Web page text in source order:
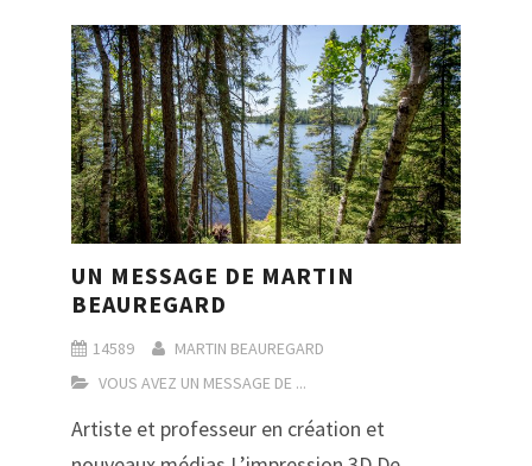
UN MESSAGE DE MARTIN
BEAUREGARD
14589
MARTIN BEAUREGARD
VOUS AVEZ UN MESSAGE DE ...
Artiste et professeur en création et